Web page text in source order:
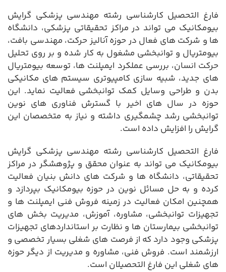
فارغ التحصیل کارشناسی رشته مهندسی پزشکی گرایش
بیومکانیک می تواند در مراکز تحقیقاتی پزشکی، دانشگاه
ها و شرکت های فعال در حوزه آنالیز حرکت، مهندسی بافت،
بیومتریال و توانبخشی مشغول به کار شده و بر روی تحلیل
حرکت انسان، بررسی عملکرد ایمپلنت ها، توسعه بیومتریال
های جدید، شبیه سازی کامپیوتری سیستم های مکانیکی
بدن و طراحی وسایل کمک توانبخشی فعالیت نماید. این
حوزه در سال های اخیر با گسترش فناوری های نوین
توانبخشی رشد چشمگیری داشته و نیاز به متخصصان این
گرایش را افزایش داده است.
فارغ التحصیل کارشناسی رشته مهندسی پزشکی گرایش
بیومکانیک می تواند به عنوان محقق و پژوهشگر در مراکز
تحقیقاتی، دانشگاه ها و شرکت های دانش بنیان فعالیت
کرده و به حل مسائل نوین در حوزه بیومکانیک بپردازد و
همچنین امکان فعالیت در زمینه فروش فنی ایمپلنت ها و
تجهیزات توانبخشی، مشاوره، آموزش، مدیریت بخش های
توانبخشی بیمارستان ها و نظارت بر استانداردهای تجهیزات
پزشکی وجود دارد که از فرصت های شغلی بسیار تخصصی و
ارزشمند است. فروش فنی، مشاوره و مدیریت از دیگر حوزه
های شغلی این فارغ التحصیلان است.